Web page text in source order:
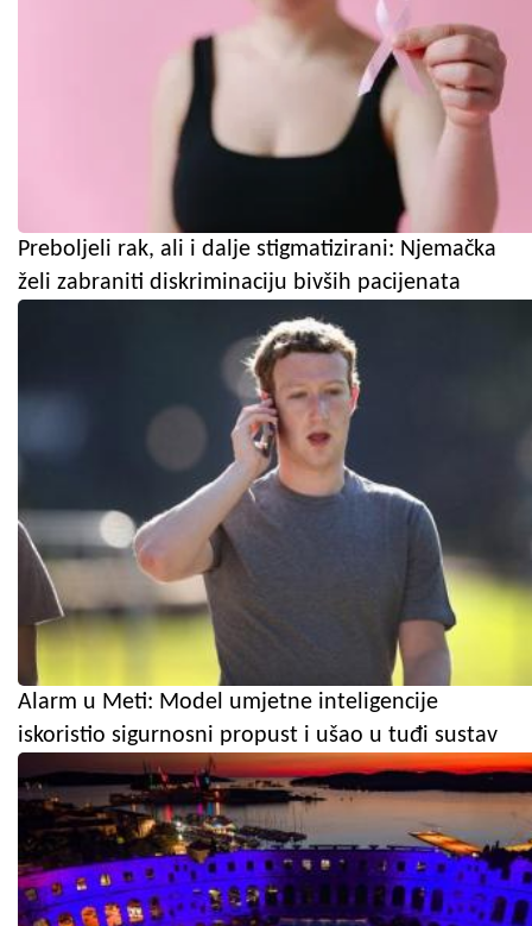
Preboljeli rak, ali i dalje stigmatizirani: Njemačka
želi zabraniti diskriminaciju bivših pacijenata
Alarm u Meti: Model umjetne inteligencije
iskoristio sigurnosni propust i ušao u tuđi sustav